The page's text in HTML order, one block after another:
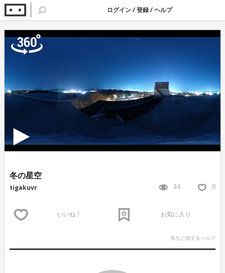
ログイン/登録/ヘルプ
冬の星空
tigakuvr 34 0
いいね！ お気に入り
再生に関するヘルプ